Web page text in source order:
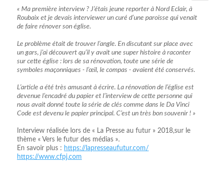
« Ma première interview ? J’étais jeune reporter à Nord Eclair, à
Roubaix et je devais interviewer un curé d’une paroisse qui venait
de faire rénover son église.
Le problème était de trouver l’angle. En discutant sur place avec
un gars, j’ai découvert qu’il y avait une super histoire à raconter
sur cette église : lors de sa rénovation, toute une série de
symboles maçonniques - l’œil, le compas - avaient été conservés.
L’article a été très amusant à écrire. La rénovation de l’église est
devenue l’encadré du papier et l’interview de cette personne qui
nous avait donné toute la série de clés comme dans le Da Vinci
Code est devenu le papier principal. C’est un très bon souvenir ! »
Interview réalisée lors de « La Presse au futur » 2018,sur le
thème « Vers le futur des médias ».
En savoir plus : https://lapresseaufutur.com/
https://www.cfpj.com